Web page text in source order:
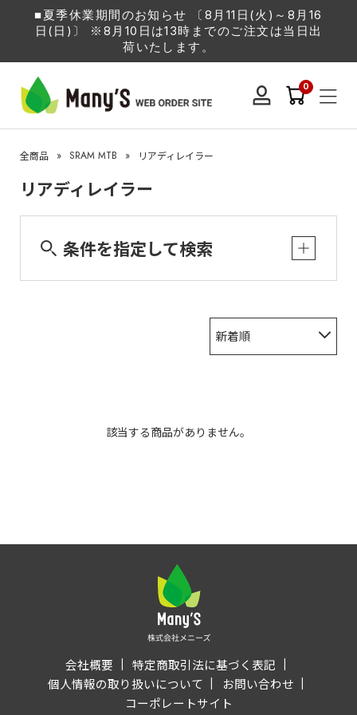
■夏季休業期間のお知らせ 〔8月11日(火)～8月16
日(日)〕 ※8月10日は13時までのご注文は当日出
荷いたします。
0
全商品 » SRAM MTB » リアディレイラー
リアディレイラー
条件を指定して検索
新着順
該当する商品がありません。
会社概要
特定商取引法に基づく表記
個人情報の取り扱いについて
お問い合わせ
コーポレートサイト